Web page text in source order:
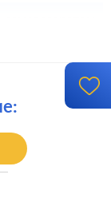
клеммы
монтаж